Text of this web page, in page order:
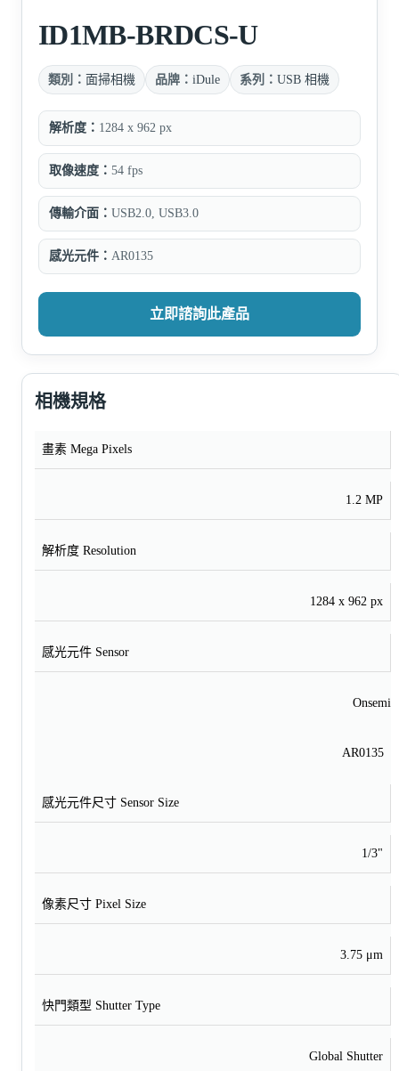
ID1MB-BRDCS-U
類別： 面掃相機 品牌： iDule 系列： USB 相機
解析度： 1284 x 962 px
取像速度： 54 fps
傳輸介面： USB2.0, USB3.0
感光元件： AR0135
立即諮詢此產品
相機規格
畫素 Mega Pixels
1.2 MP
解析度 Resolution
1284 x 962 px
感光元件 Sensor
Onsemi
AR0135
感光元件尺寸 Sensor Size
1/3"
像素尺寸 Pixel Size
3.75 μm
快門類型 Shutter Type
Global Shutter